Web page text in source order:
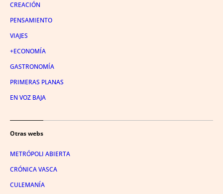
CREACIÓN
PENSAMIENTO
VIAJES
+ECONOMÍA
GASTRONOMÍA
PRIMERAS PLANAS
EN VOZ BAJA
Otras webs
METRÓPOLI ABIERTA
CRÓNICA VASCA
CULEMANÍA